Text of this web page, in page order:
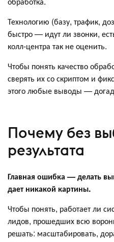
Технологию (базу, трафик,
быстро — идут ли звонки,
колл-центра так не оценить.
Чтобы понять качество
сверять их со скриптом и
этого любые выводы —
Почему без
результата
Главная ошибка — делать
дает никакой картины.
Чтобы понять, работает ли
лидов, прошедших всю
решать: масштабировать,